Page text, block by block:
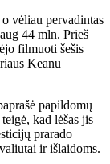
vėliau pervadintas
44 mln. Prieš
filmuoti šešis
Keanu
papildomų
kad lėšas jis
prarado
ir išlaidoms.